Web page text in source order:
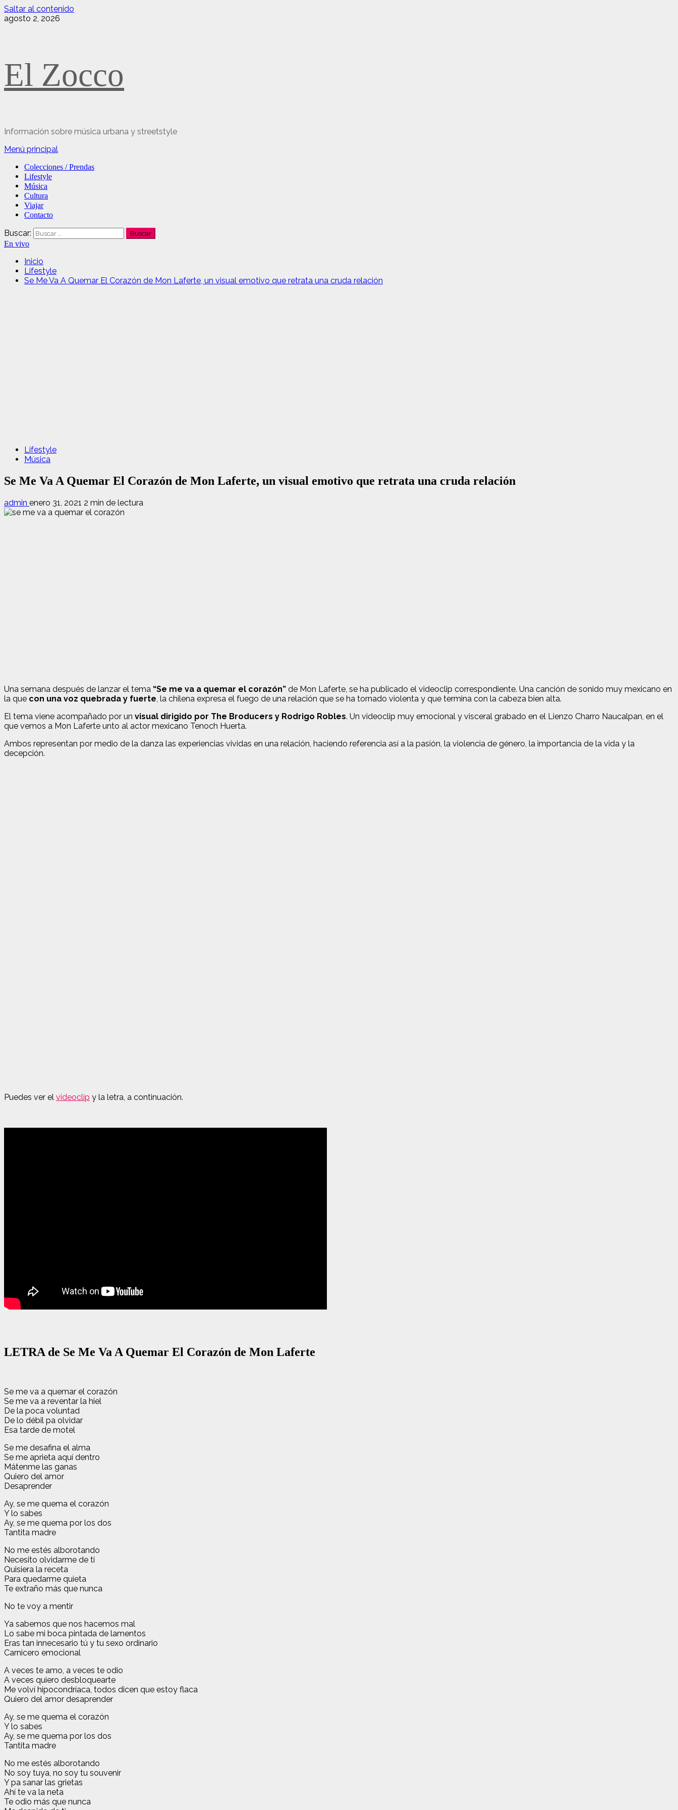
Saltar al contenido
agosto 2, 2026
El Zocco
Información sobre música urbana y streetstyle
Menú principal
Colecciones / Prendas
Lifestyle
Música
Cultura
Viajar
Contacto
Buscar:
En vivo
Inicio
Lifestyle
Se Me Va A Quemar El Corazón de Mon Laferte, un visual emotivo que retrata una cruda relación
Lifestyle
Música
Se Me Va A Quemar El Corazón de Mon Laferte, un visual emotivo que retrata una cruda relación
admin enero 31, 2021 2 min de lectura
Una semana después de lanzar el tema “Se me va a quemar el corazón” de Mon Laferte, se ha publicado el videoclip correspondiente. Una canción de sonido muy mexicano en
la que con una voz quebrada y fuerte, la chilena expresa el fuego de una relación que se ha tornado violenta y que termina con la cabeza bien alta.
El tema viene acompañado por un visual dirigido por The Broducers y Rodrigo Robles. Un videoclip muy emocional y visceral grabado en el Lienzo Charro Naucalpan, en el
que vemos a Mon Laferte unto al actor mexicano Tenoch Huerta.
Ambos representan por medio de la danza las experiencias vividas en una relación, haciendo referencia así a la pasión, la violencia de género, la importancia de la vida y la
decepción.
Puedes ver el videoclip y la letra, a continuación.
LETRA de Se Me Va A Quemar El Corazón de Mon Laferte
Se me va a quemar el corazón
Se me va a reventar la hiel
De la poca voluntad
De lo débil pa olvidar
Esa tarde de motel
Se me desafina el alma
Se me aprieta aquí dentro
Mátenme las ganas
Quiero del amor
Desaprender
Ay, se me quema el corazón
Y lo sabes
Ay, se me quema por los dos
Tantita madre
No me estés alborotando
Necesito olvidarme de ti
Quisiera la receta
Para quedarme quieta
Te extraño más que nunca
No te voy a mentir
Ya sabemos que nos hacemos mal
Lo sabe mi boca pintada de lamentos
Eras tan innecesario tú y tu sexo ordinario
Carnicero emocional
A veces te amo, a veces te odio
A veces quiero desbloquearte
Me volví hipocondríaca, todos dicen que estoy flaca
Quiero del amor desaprender
Ay, se me quema el corazón
Y lo sabes
Ay, se me quema por los dos
Tantita madre
No me estés alborotando
No soy tuya, no soy tu souvenir
Y pa sanar las grietas
Ahí te va la neta
Te odio más que nunca